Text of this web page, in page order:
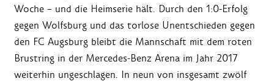
Woche – und die Heimserie hält. Durch den 1:0-Erfolg
gegen Wolfsburg und das torlose Unentschieden gegen
den FC Augsburg bleibt die Mannschaft mit dem roten
Brustring in der Mercedes-Benz Arena im Jahr 2017
weiterhin ungeschlagen. In neun von insgesamt zwölf